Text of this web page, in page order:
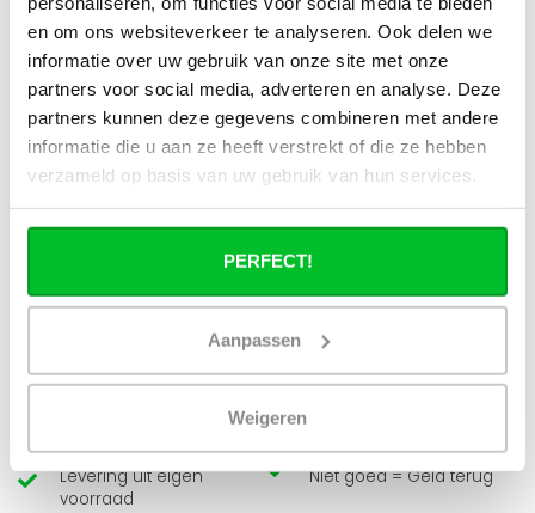
en om ons websiteverkeer te analyseren. Ook delen we
informatie over uw gebruik van onze site met onze
partners voor social media, adverteren en analyse. Deze
partners kunnen deze gegevens combineren met andere
informatie die u aan ze heeft verstrekt of die ze hebben
verzameld op basis van uw gebruik van hun services.
PERFECT!
Aanpassen
Weigeren
Kan ik alle radiatoren op de website
toepassen in combinatie met
stadsverwarming?
Werkt een paneelradiator ook bij 40
graden aanvoertemperatuur?
Heb je een vraag over dit product ?
Stuur een bericht
Ruim assortiment
Levering uit eigen
voorraad
14 dagen bedenktijd
Niet goed = Geld terug